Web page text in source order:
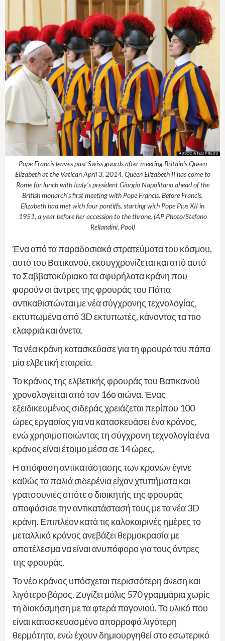
Pope Francis leaves past Swiss guards after meeting Britain's Queen
Elizabeth at the Vatican April 3, 2014. Queen Elizabeth II has come to
Rome for lunch with Italy's president Giorgio Napolitano ahead of the
British monarch's first meeting with Pope Francis. Before Francis,
Elizabeth had met with four pontiffs, starting with Pope Pius XII in
1951, a year before her accession to the throne. (AP Photo/Stefano
Rellandini, Pool)
Ένα από τα παραδοσιακά στρατεύματα του κόσμου,
αυτό του Βατικανού, εκσυγχρονίζεται και από αυτό
το Σαββατοκύριακο τα σφυρήλατα κράνη που
φορούν οι άντρες της φρουράς του Πάπα
αντικαθιστώνται με νέα σύγχρονης τεχνολογίας,
εκτυπωμένα από 3D εκτυπωτές, κάνοντας τα πιο
ελαφριά και άνετα.
Τα νέα κράνη κατασκεύασε για τη φρουρά του πάπα
μία ελβετική εταιρεία.
Το κράνος της ελβετικής φρουράς του Βατικανού
χρονολογείται από τον 16ο αιώνα. Ένας
εξειδικευμένος σιδεράς χρειάζεται περίπου 100
ώρες εργασίας για να κατασκευάσει ένα κράνος,
ενώ χρησιμοποιώντας τη σύγχρονη τεχνολογία ένα
κράνος είναι έτοιμο μέσα σε 14 ώρες.
Η απόφαση αντικατάστασης των κρανών έγινε
καθώς τα παλιά σιδερένια είχαν χτυπήματα και
γρατσουνιές οπότε ο διοικητής της φρουράς
αποφάσισε την αντικατάστασή τους με τα νέα 3D
κράνη. Επιπλέον κατά τις καλοκαιρινές ημέρες το
μεταλλικό κράνος ανεβάζει θερμοκρασία με
αποτέλεσμα να είναι ανυπόφορο για τους άντρες
της φρουράς.
Το νέο κράνος υπόσχεται περισσότερη άνεση και
λιγότερο βάρος. Ζυγίζει μόλις 570 γραμμάρια χωρίς
τη διακόσμηση με τα φτερά παγονιού. Το υλικό που
είναι κατασκευασμένο απορροφά λιγότερη
θερμότητα, ενώ έχουν δημιουργηθεί στο εσωτερικό